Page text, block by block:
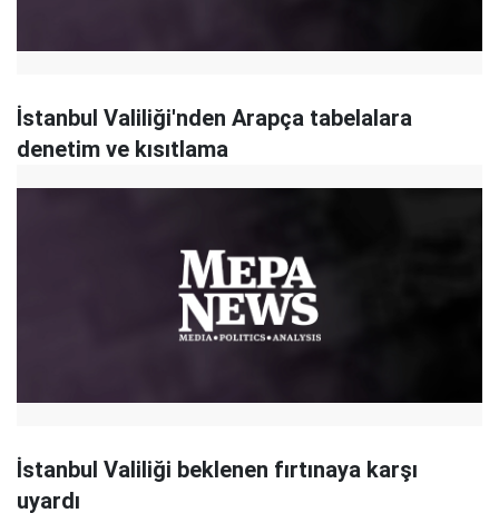
İstanbul Valiliği'nden Arapça tabelalara
denetim ve kısıtlama
İstanbul Valiliği beklenen fırtınaya karşı
uyardı